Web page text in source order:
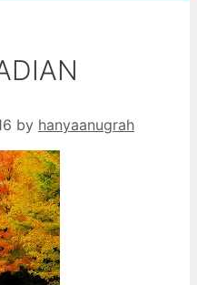
by hanyaanugrah